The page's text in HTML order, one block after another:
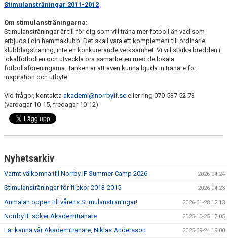
Stimulansträningar 2011-2012
Om stimulansträningarna:
Stimulansträningar är till för dig som vill träna mer fotboll än vad som
erbjuds i din hemmaklubb. Det skall vara ett komplement till ordinarie
klubblagsträning, inte en konkurerande verksamhet. Vi vill stärka bredden i
lokalfotbollen och utveckla bra samarbeten med de lokala
fotbollsföreningarna. Tanken är att även kunna bjuda in tränare för
inspiration och utbyte.
Vid frågor, kontakta akademi@norrbyif.se eller ring 070-537 52 73
(vardagar 10-15, fredagar 10-12)
Nyhetsarkiv
Varmt välkomna till Norrby IF Summer Camp 2026 2026-04-24
Stimulansträningar för flickor 2013-2015 2026-04-23
Anmälan öppen till vårens Stimulansträningar! 2026-01-28 12:13
Norrby IF söker Akademitränare 2025-10-25 17:05
Lär känna vår Akademitränare, Niklas Andersson 2025-09-24 19:00